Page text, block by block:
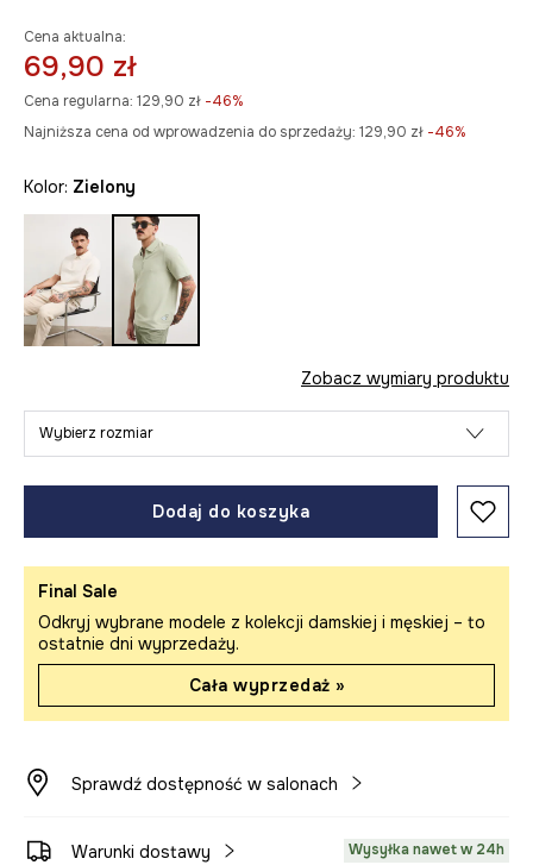
Cena aktualna:
69,90 zł
Cena regularna: 129,90 zł -46%
Najniższa cena od wprowadzenia do sprzedaży: 129,90 zł -46%
Kolor: zielony
Zobacz wymiary produktu
Wybierz rozmiar
Dodaj do koszyka
Final Sale
Odkryj wybrane modele z kolekcji damskiej i męskiej – to
ostatnie dni wyprzedaży.
Cała wyprzedaż »
Sprawdź dostępność w salonach
Warunki dostawy Wysyłka nawet w 24h